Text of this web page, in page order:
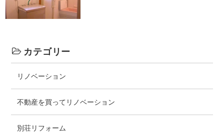
カテゴリー
リノベーション
不動産を買ってリノベーション
別荘リフォーム